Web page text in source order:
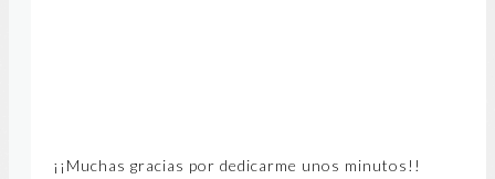
¡¡Muchas gracias por dedicarme unos minutos!!